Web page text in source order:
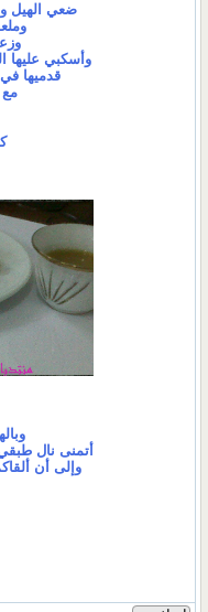
ضعي الهيل
وأسكبي عليها
قدميها
أتمنى نال
وإلى أن